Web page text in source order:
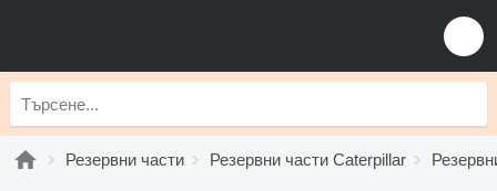
Резервни части Резервни части Caterpillar